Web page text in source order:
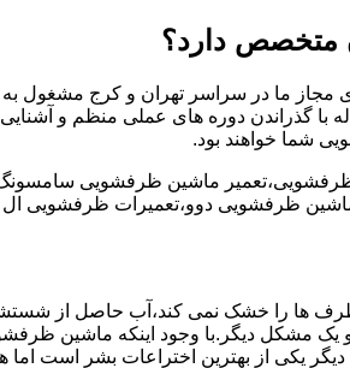
متخصص دارد؟
مجاز ما در سراسر تهران و کرج مشغول به
با گذراندن دوره های عملی منظم و
شما خواهند بود.
ماشین ظرفشویی
ظرفشویی دوو،تعمیرات ظرفشویی ال
ها را خشک نمی کند،آب حاصل از
و یک مشکل دیگر.با وجود اینکه ماشین
یکی از بهترین اختراعات بشر است